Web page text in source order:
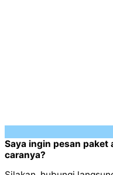
Saya ingin pesan paket
caranya?